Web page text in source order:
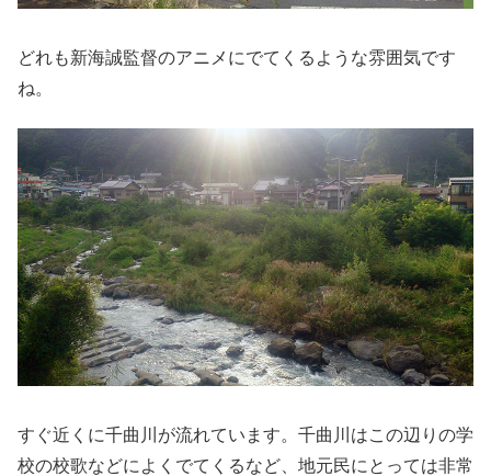
どれも新海誠監督のアニメにでてくるような雰囲気です
ね。
すぐ近くに千曲川が流れています。千曲川はこの辺りの学
校の校歌などによくでてくるなど、地元民にとっては非常